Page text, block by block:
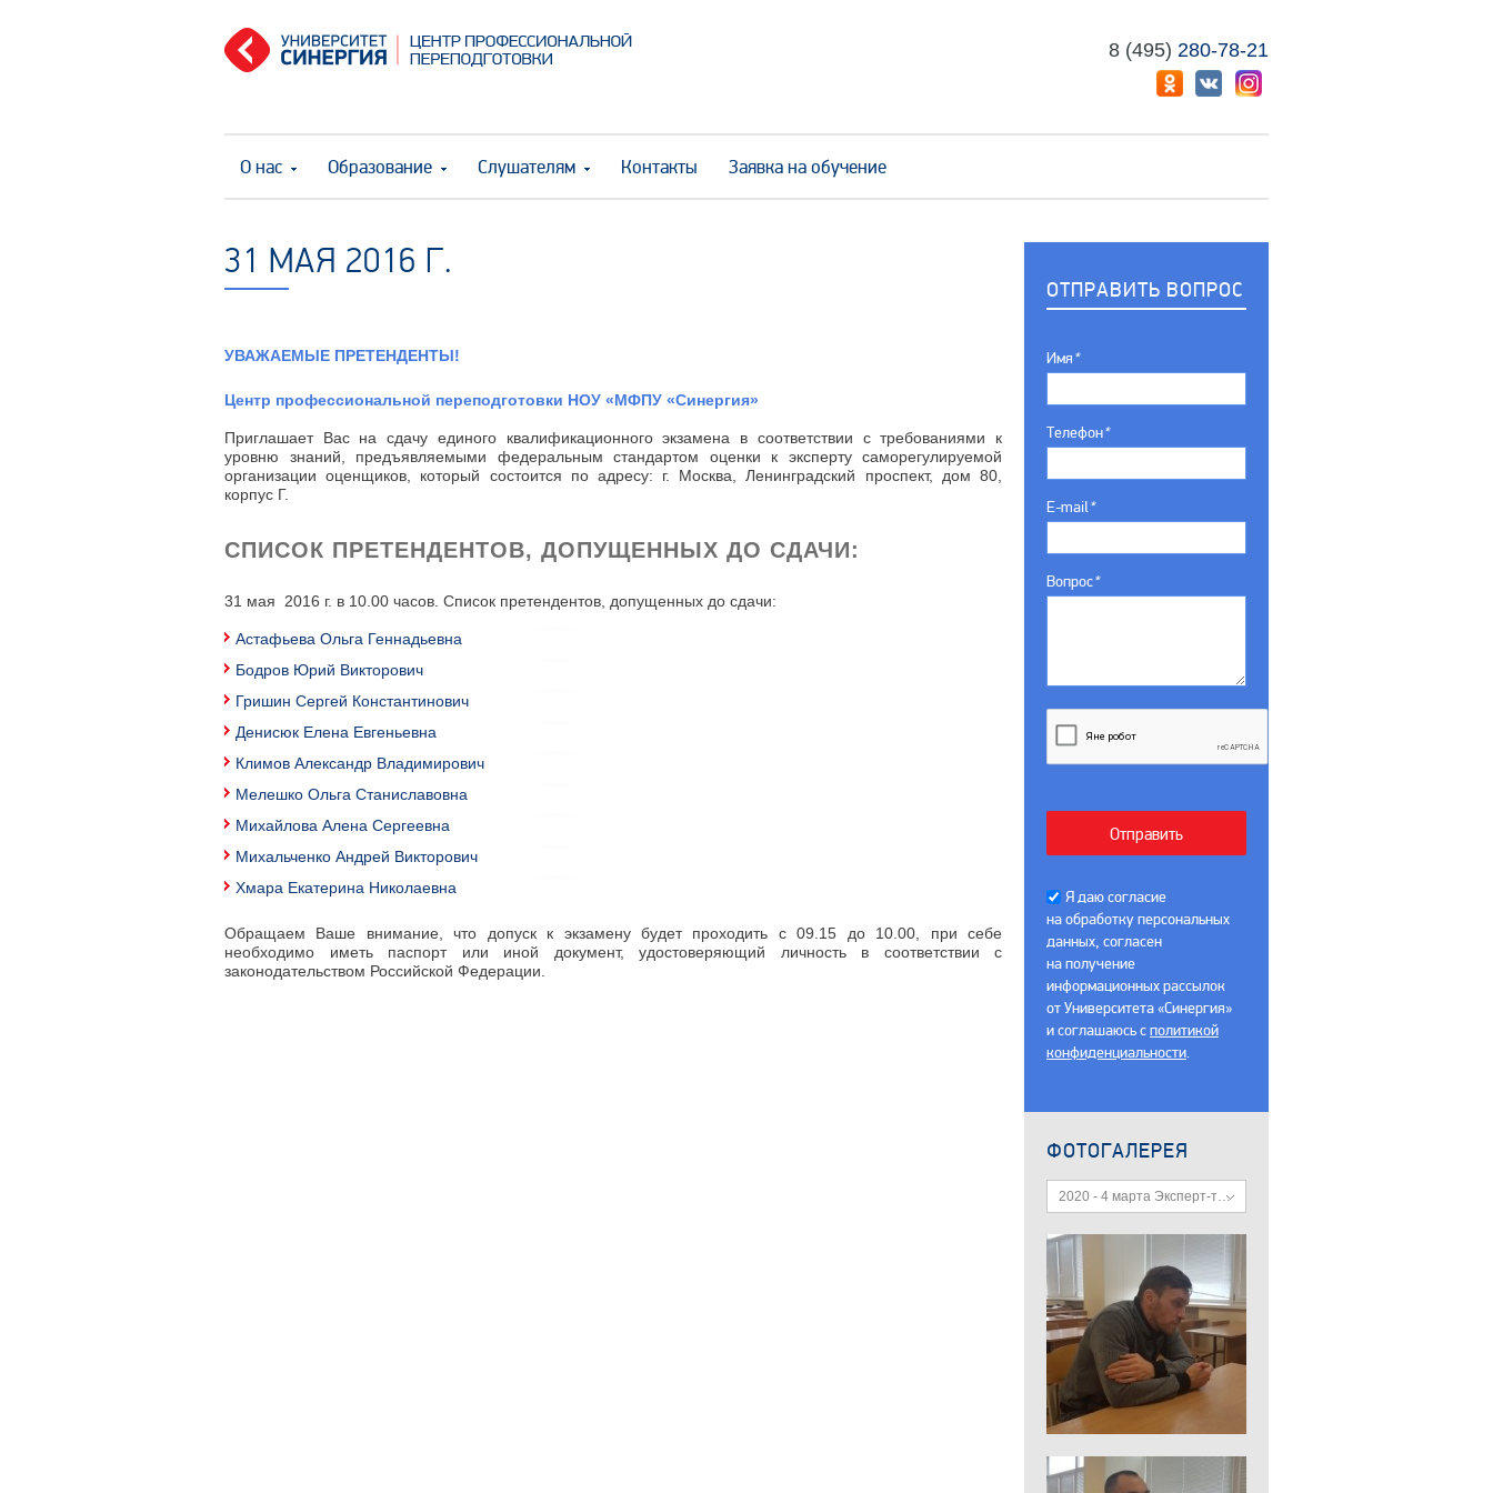
8 (495) 280-78-21
О нас Образование Слушателям Контакты Заявка на обучение
31 МАЯ 2016 Г.
УВАЖАЕМЫЕ ПРЕТЕНДЕНТЫ!
Центр профессиональной переподготовки НОУ «МФПУ «Синергия»
Приглашает Вас на сдачу единого квалификационного экзамена в соответствии с требованиями к
уровню знаний, предъявляемыми федеральным стандартом оценки к эксперту саморегулируемой
организации оценщиков, который состоится по адресу: г. Москва, Ленинградский проспект, дом 80,
корпус Г.
СПИСОК ПРЕТЕНДЕНТОВ, ДОПУЩЕННЫХ ДО СДАЧИ:
31 мая 2016 г. в 10.00 часов. Список претендентов, допущенных до сдачи:
Астафьева Ольга Геннадьевна
Бодров Юрий Викторович
Гришин Сергей Константинович
Денисюк Елена Евгеньевна
Климов Александр Владимирович
Мелешко Ольга Станиславовна
Михайлова Алена Сергеевна
Михальченко Андрей Викторович
Хмара Екатерина Николаевна
Обращаем Ваше внимание, что допуск к экзамену будет проходить с 09.15 до 10.00, при себе
необходимо иметь паспорт или иной документ, удостоверяющий личность в соответствии с
законодательством Российской Федерации.
ОТПРАВИТЬ ВОПРОС
Имя*
Телефон*
E-mail*
Вопрос*
Я даю согласие
на обработку персональных
данных, согласен
на получение
информационных рассылок
от Университета «Синергия»
и соглашаюсь cполитикой
конфиденциальности.
ФОТОГАЛЕРЕЯ
2020 - 4 марта Эксперт-техник